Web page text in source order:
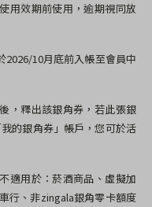
用效期前使用，逾期視同放
10月底前入帳至會員中
，釋出該銀角券，若此張銀
的銀角券」帳戶，您可於活
適用於：菸酒商品、虛擬加
行、非zingala銀角零卡額度